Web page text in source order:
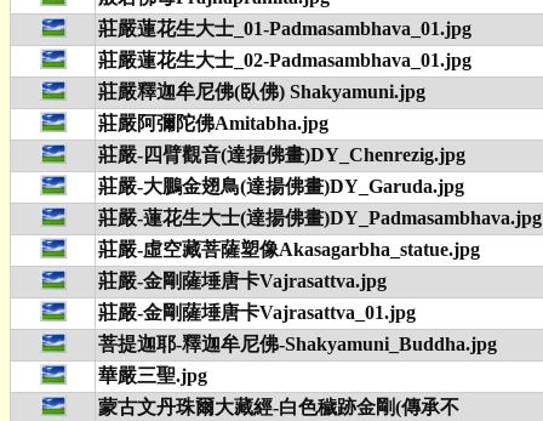
莊嚴蓮花生大士_01-Padmasambhava_01.jpg
莊嚴蓮花生大士_02-Padmasambhava_01.jpg
莊嚴釋迦牟尼佛(臥佛) Shakyamuni.jpg
莊嚴阿彌陀佛Amitabha.jpg
莊嚴-四臂觀音(達揚佛畫)DY_Chenrezig.jpg
莊嚴-大鵬金翅鳥(達揚佛畫)DY_Garuda.jpg
莊嚴-蓮花生大士(達揚佛畫)DY_Padmasambhava.jpg
莊嚴-虛空藏菩薩塑像Akasagarbha_statue.jpg
莊嚴-金剛薩埵唐卡Vajrasattva.jpg
莊嚴-金剛薩埵唐卡Vajrasattva_01.jpg
菩提迦耶-釋迦牟尼佛-Shakyamuni_Buddha.jpg
華嚴三聖.jpg
蒙古文丹珠爾大藏經-白色穢跡金剛(傳承不